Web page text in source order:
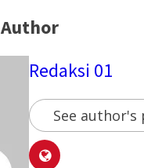
Redaksi 01
See author's